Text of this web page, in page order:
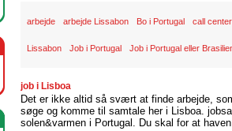
arbejde arbejde Lissabon Bo i Portugal call center
Lissabon Job i Portugal Job i Portugal eller
job i Lisboa
Det er ikke altid så svært at finde arbejde,
søge og komme til samtale her i Lisboa.
solen&varmen i Portugal. Du skal for at